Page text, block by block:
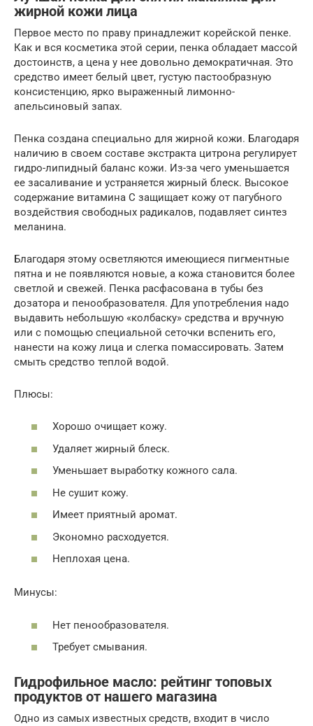
жирной кожи лица
Первое место по праву принадлежит корейской пенке.
Как и вся косметика этой серии, пенка обладает массой
достоинств, а цена у нее довольно демократичная. Это
средство имеет белый цвет, густую пастообразную
консистенцию, ярко выраженный лимонно-
апельсиновый запах.
Пенка создана специально для жирной кожи. Благодаря
наличию в своем составе экстракта цитрона регулирует
гидро-липидный баланс кожи. Из-за чего уменьшается
ее засаливание и устраняется жирный блеск. Высокое
содержание витамина С защищает кожу от пагубного
воздействия свободных радикалов, подавляет синтез
меланина.
Благодаря этому осветляются имеющиеся пигментные
пятна и не появляются новые, а кожа становится более
светлой и свежей. Пенка расфасована в тубы без
дозатора и пенообразователя. Для употребления надо
выдавить небольшую «колбаску» средства и вручную
или с помощью специальной сеточки вспенить его,
нанести на кожу лица и слегка помассировать. Затем
смыть средство теплой водой.
Плюсы:
Хорошо очищает кожу.
Удаляет жирный блеск.
Уменьшает выработку кожного сала.
Не сушит кожу.
Имеет приятный аромат.
Экономно расходуется.
Неплохая цена.
Минусы:
Нет пенообразователя.
Требует смывания.
Гидрофильное масло: рейтинг топовых
продуктов от нашего магазина
Одно из самых известных средств, входит в число